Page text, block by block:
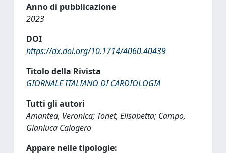
Anno di pubblicazione
2023
DOI
https://dx.doi.org/10.1714/4060.40439
Titolo della Rivista
GIORNALE ITALIANO DI CARDIOLOGIA
Tutti gli autori
Amantea, Veronica; Tonet, Elisabetta; Campo,
Gianluca Calogero
Appare nelle tipologie: